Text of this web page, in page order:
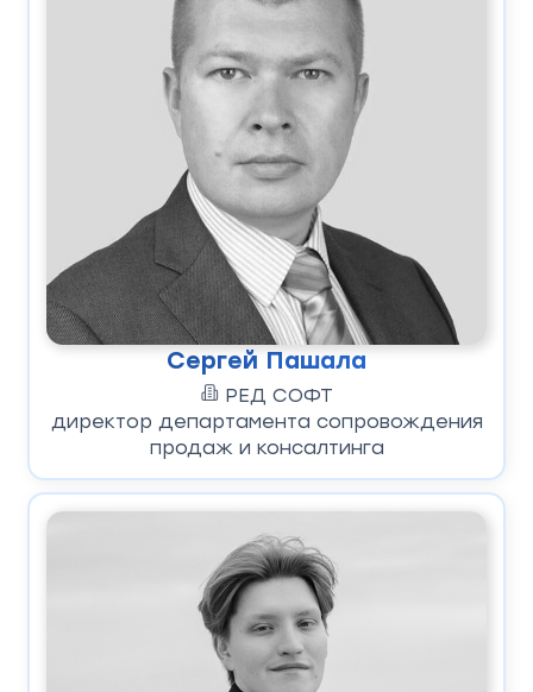
Сергей Пашала
РЕД СОФТ
директор департамента сопровождения
продаж и консалтинга